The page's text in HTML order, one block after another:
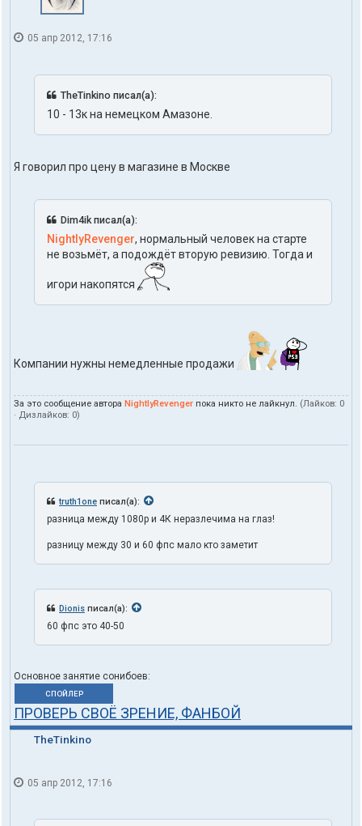
05 апр 2012, 17:16
TheTinkino писал(а):
10 - 13к на немецком Амазоне.
Я говорил про цену в магазине в Москве
Dim4ik писал(а):
NightlyRevenger, нормальный человек на старте
не возьмёт, а подождёт вторую ревизию. Тогда и
игори накопятся
Компании нужны немедленные продажи
За это сообщение автора NightlyRevenger пока никто не лайкнул. (Лайков: 0
· Дизлайков: 0)
truth1one писал(а):
разница между 1080p и 4К неразлечима на глаз!
разницу между 30 и 60 фпс мало кто заметит
Dionis писал(а):
60 фпс это 40-50
Основное занятие сонибоев:
СПОЙЛЕР
ПРОВЕРЬ СВОЁ ЗРЕНИЕ, ФАНБОЙ
TheTinkino
05 апр 2012, 17:16